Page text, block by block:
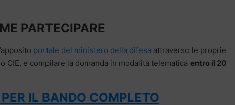
PARTECIPARE
portale del ministero della difesa attraverso le proprie
CIE, e compilare la domanda in modalità telematica entro il 20
IL BANDO COMPLETO